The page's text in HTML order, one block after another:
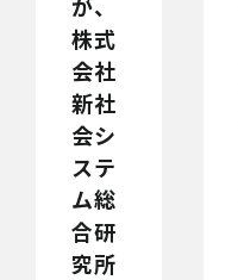
株式
会社
新社
会シ
ステ
ム総
合研
究所